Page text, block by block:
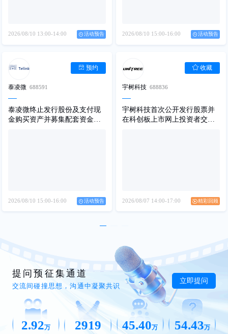
2026/08/10 13:00-14:00 活动预告 2026/08/10 15:00-16:00 活动预告
泰凌微 688591
预约
泰凌微终止发行股份及支付现
金购买资产并募集配套资金事
2026/08/10 15:00-16:00 活动预告
宇树科技 688836
收藏
宇树科技首次公开发行股票并
在科创板上市网上投资者交流
2026/08/07 14:00-17:00 精彩回顾
提问预征集通道
立即提问
交流间碰撞思想，沟通中凝聚共识
2.92万 2919 45.40万 54.43万